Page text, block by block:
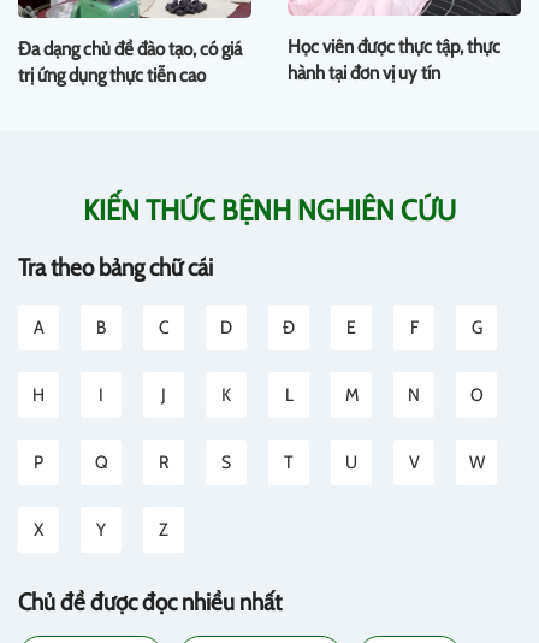
Đa dạng chủ đề đào tạo, có giá
trị ứng dụng thực tiễn cao
Học viên được thực tập, thực
hành tại đơn vị uy tín
KIẾN THỨC BỆNH NGHIÊN CỨU
Tra theo bảng chữ cái
A B C D Đ E F G
H I J K L M N O
P Q R S T U V W
X Y Z
Chủ đề được đọc nhiều nhất